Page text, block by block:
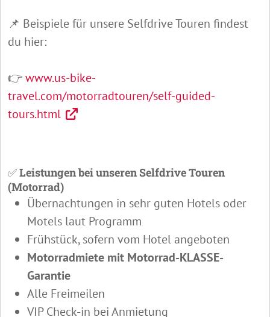
📌 Beispiele für unsere Selfdrive Touren findest
du hier:
👉www.us-bike-
travel.com/motorradtouren/self-guided-
tours.html
✅Leistungen bei unseren Selfdrive Touren
(Motorrad)
Übernachtungen in sehr guten Hotels oder
Motels laut Programm
Frühstück, sofern vom Hotel angeboten
Motorradmiete mit Motorrad-KLASSE-
Garantie
Alle Freimeilen
VIP Check-in bei Anmietung